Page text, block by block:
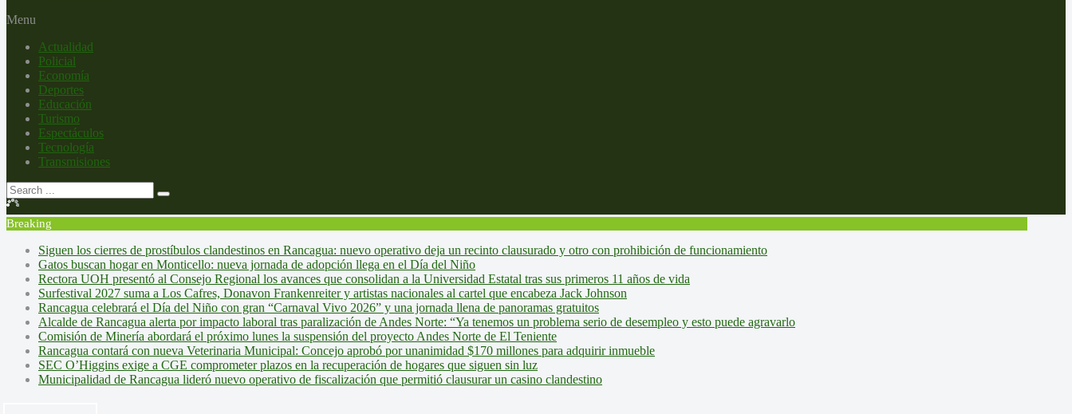
Menu
Actualidad
Policial
Economía
Deportes
Educación
Turismo
Espectáculos
Tecnología
Transmisiones
Breaking
Siguen los cierres de prostíbulos clandestinos en Rancagua: nuevo operativo deja un recinto clausurado y otro con prohibición de funcionamiento
Gatos buscan hogar en Monticello: nueva jornada de adopción llega en el Día del Niño
Rectora UOH presentó al Consejo Regional los avances que consolidan a la Universidad Estatal tras sus primeros 11 años de vida
Surfestival 2027 suma a Los Cafres, Donavon Frankenreiter y artistas nacionales al cartel que encabeza Jack Johnson
Rancagua celebrará el Día del Niño con gran “Carnaval Vivo 2026” y una jornada llena de panoramas gratuitos
Alcalde de Rancagua alerta por impacto laboral tras paralización de Andes Norte: “Ya tenemos un problema serio de desempleo y esto puede agravarlo
Comisión de Minería abordará el próximo lunes la suspensión del proyecto Andes Norte de El Teniente
Rancagua contará con nueva Veterinaria Municipal: Concejo aprobó por unanimidad $170 millones para adquirir inmueble
SEC O’Higgins exige a CGE comprometer plazos en la recuperación de hogares que siguen sin luz
Municipalidad de Rancagua lideró nuevo operativo de fiscalización que permitió clausurar un casino clandestino